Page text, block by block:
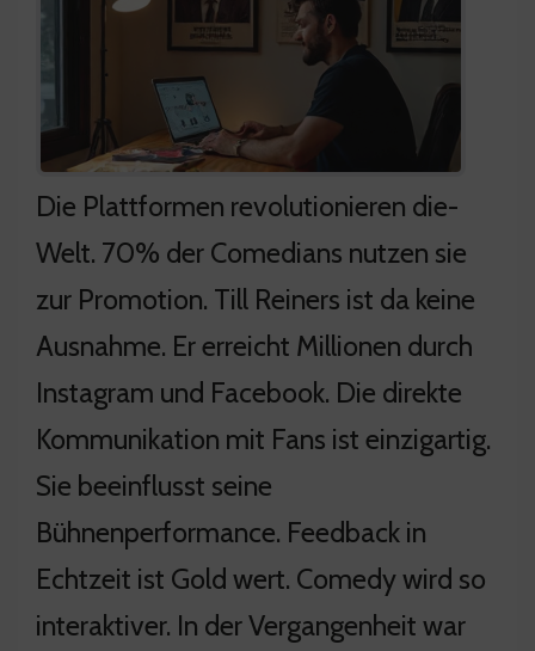
Die Plattformen revolutionieren die-
Welt. 70% der Comedians nutzen sie
zur Promotion. Till Reiners ist da keine
Ausnahme. Er erreicht Millionen durch
Instagram und Facebook. Die direkte
Kommunikation mit Fans ist einzigartig.
Sie beeinflusst seine
Bühnenperformance. Feedback in
Echtzeit ist Gold wert. Comedy wird so
interaktiver. In der Vergangenheit war